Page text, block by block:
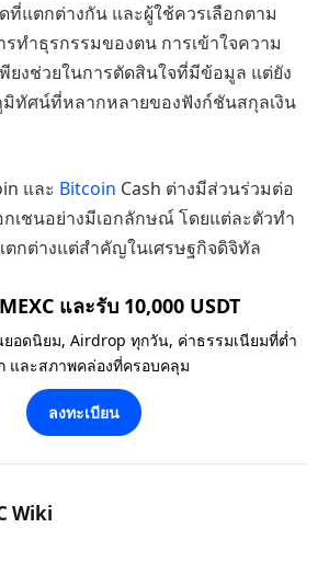
แตกต่างกัน และผู้ใช้ควรเลือกตาม
ทำธุรกรรมของตน การเข้าใจความ
ยงช่วยในการตัดสินใจที่มีข้อมูล แต่ยัง
ทัศน์ที่หลากหลายของฟังก์ชันสกุลเงิน
และ Bitcoin Cash ต่างมีส่วนร่วมต่อ
เชนอย่างมีเอกลักษณ์ โดยแต่ละตัวทำ
กต่างแต่สำคัญในเศรษฐกิจดิจิทัล
และรับ 10,000 USDT
ยอดนิยม, Airdrop ทุกวัน, ค่าธรรมเนียมที่ต่ำ
และสภาพคล่องที่ครอบคลุม
ลงทะเบียน
Wiki